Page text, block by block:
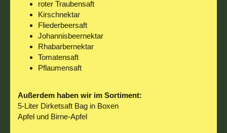
roter Traubensaft
Kirschnektar
Fliederbeersaft
Johannisbeernektar
Rhabarbernektar
Tomatensaft
Pflaumensaft
Außerdem haben wir im Sortiment:
5-Liter Dirketsaft Bag in Boxen
Apfel und Birne-Apfel